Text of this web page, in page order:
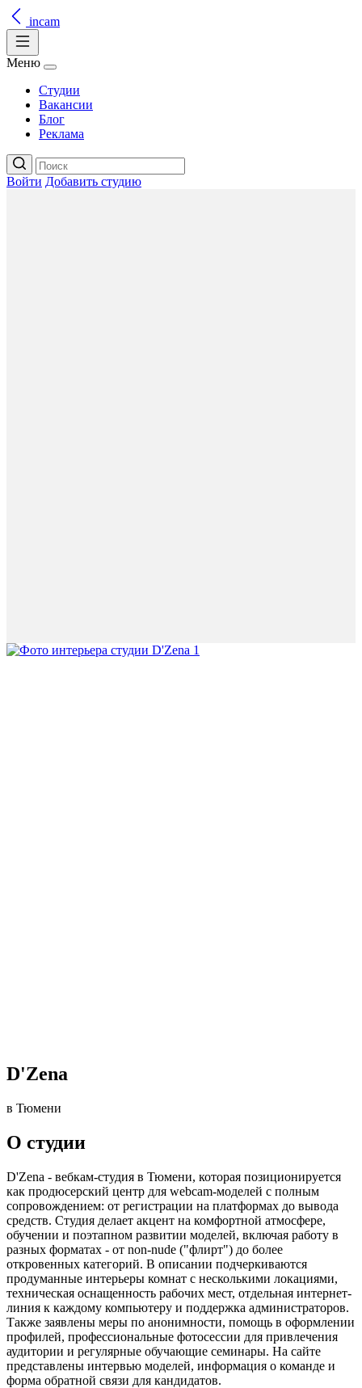
incam
Меню
Студии
Вакансии
Блог
Реклама
Войти Добавить студию
D'Zena
в Тюмени
О студии
D'Zena - вебкам-студия в Тюмени, которая позиционируется
как продюсерский центр для webcam-моделей с полным
сопровождением: от регистрации на платформах до вывода
средств. Студия делает акцент на комфортной атмосфере,
обучении и поэтапном развитии моделей, включая работу в
разных форматах - от non-nude ("флирт") до более
откровенных категорий. В описании подчеркиваются
продуманные интерьеры комнат с несколькими локациями,
техническая оснащенность рабочих мест, отдельная интернет-
линия к каждому компьютеру и поддержка администраторов.
Также заявлены меры по анонимности, помощь в оформлении
профилей, профессиональные фотосессии для привлечения
аудитории и регулярные обучающие семинары. На сайте
представлены интервью моделей, информация о команде и
форма обратной связи для кандидатов.